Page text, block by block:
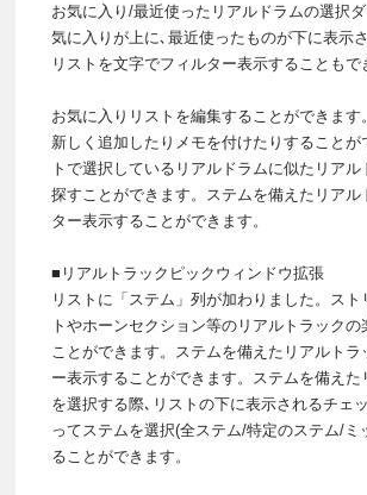
お気に入り/最近使ったリアルドラムの選択
気に入りが上に､最近使ったものが下に表示
リストを文字でフィルター表示することもで
お気に入りリストを編集することができます
新しく追加したりメモを付けたりすることが
トで選択しているリアルドラムに似たリアル
探すことができます。ステムを備えたリアル
ター表示することができます。
■リアルトラックピックウィンドウ拡張
リストに「ステム」列が加わりました。スト
トやホーンセクション等のリアルトラックの
ことができます。ステムを備えたリアルトラ
ー表示することができます。ステムを備えた
を選択する際､リストの下に表示されるチェ
ってステムを選択(全ステム/特定のステム/ミ
ることができます。